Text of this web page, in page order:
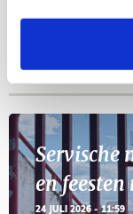
Blogs
Servische
en
24 JULI 2026 - 11:59